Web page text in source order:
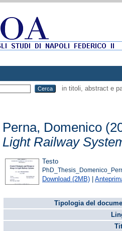
in titoli, abstract e
Perna, Domenico
Light Railway
Testo
Download (2MB) |
Tipologia del